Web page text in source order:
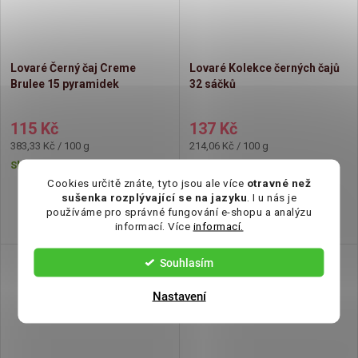
Cookies určitě znáte, tyto jsou ale více otravné než
sušenka rozplývající se na jazyku . I u nás je
používáme pro správné fungování e-shopu a analýzu
informací. Více informací.
Souhlasím
Nastavení
Lovaré Černý čaj Creme
Brulee 15 pyramidek
115 Kč
Měrná
cena:
383,33 Kč / 100 g
Skladem
Lovaré Kolekce černých čajů
32 sáčků
137 Kč
Měrná
cena:
214,06 Kč / 100 g